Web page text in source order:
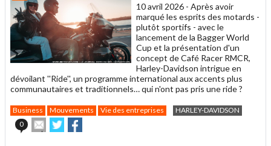
10 avril 2026 - Après avoir
marqué les esprits des motards -
plutôt sportifs - avec le
lancement de la Bagger World
Cup et la présentation d'un
concept de Café Racer RMCR,
Harley-Davidson intrigue en
dévoilant ''Ride'', un programme international aux accents plus
communautaires et traditionnels… qui n'ont pas pris une ride ?
Business Mouvements Vie des entreprises
HARLEY-DAVIDSON
0
Envoyer
cet
Partager
sur sur